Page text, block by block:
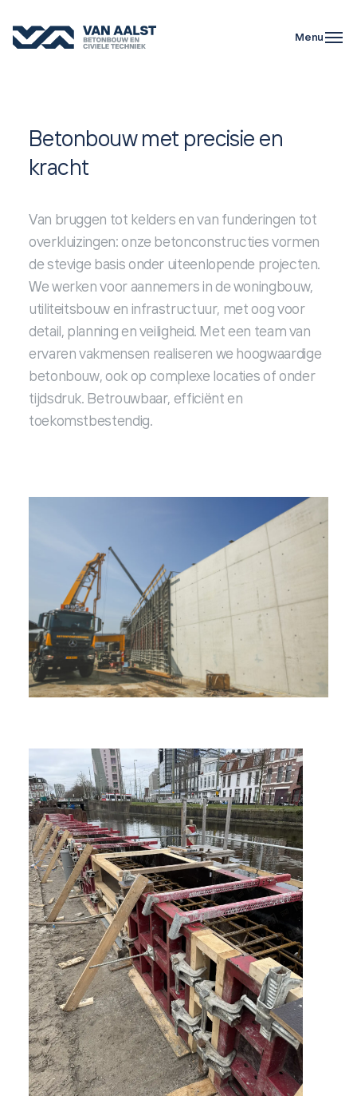
Menu
Betonbouw met precisie en
kracht
Van bruggen tot kelders en van funderingen tot
overkluizingen: onze betonconstructies vormen
de stevige basis onder uiteenlopende projecten.
We werken voor aannemers in de woningbouw,
utiliteitsbouw en infrastructuur, met oog voor
detail, planning en veiligheid. Met een team van
ervaren vakmensen realiseren we hoogwaardige
betonbouw, ook op complexe locaties of onder
tijdsdruk. Betrouwbaar, efficiënt en
toekomstbestendig.